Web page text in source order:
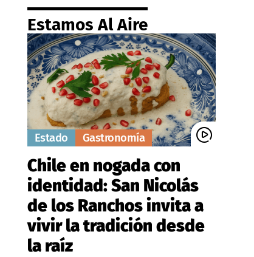
Estamos Al Aire
Estado Gastronomía
Chile en nogada con
identidad: San Nicolás
de los Ranchos invita a
vivir la tradición desde
la raíz